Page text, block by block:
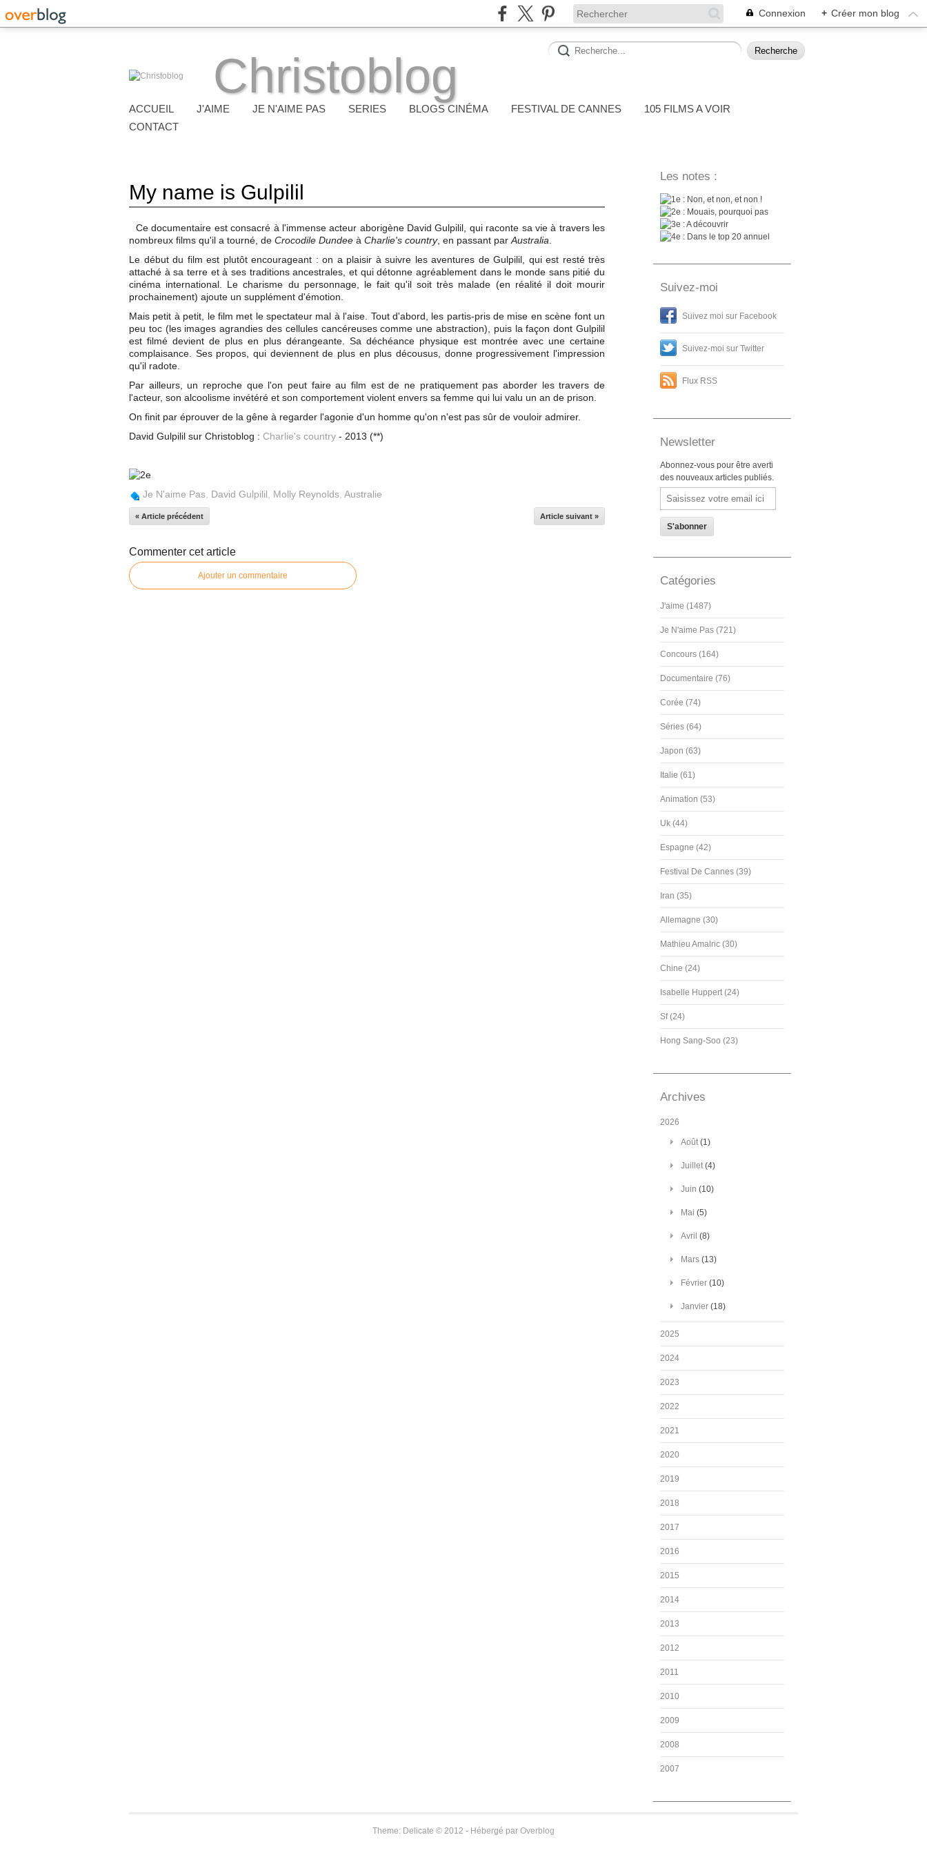
Connexion + Créer mon blog
Christoblog
ACCUEIL J'AIME JE N'AIME PAS SERIES BLOGS CINÉMA FESTIVAL DE CANNES
105 FILMS A VOIR
CONTACT
My name is Gulpilil
Ce documentaire est consacré à l'immense acteur aborigène David Gulpilil, qui raconte sa vie à travers les
nombreux films qu'il a tourné, de Crocodile Dundee à Charlie's country, en passant par Australia
Le début du film est plutôt encourageant : on a plaisir à suivre les aventures de Gulpilil, qui est resté très
attaché à sa terre et à ses traditions ancestrales, et qui détonne agréablement dans le monde sans pitié du
cinéma international. Le charisme du personnage, le fait qu'il soit très malade (en réalité il doit mourir
prochainement) ajoute un supplément d'émotion.
Mais petit à petit, le film met le spectateur mal à l'aise. Tout d'abord, les partis-pris de mise en scène font un
peu toc (les images agrandies des cellules cancéreuses comme une abstraction), puis la façon dont Gulpilil
est filmé devient de plus en plus dérangeante. Sa déchéance physique est montrée avec une certaine
complaisance. Ses propos, qui deviennent de plus en plus décousus, donne progressivement l'impression
qu'il radote.
Par ailleurs, un reproche que l'on peut faire au film est de ne pratiquement pas aborder les travers de
l'acteur, son alcoolisme invétéré et son comportement violent envers sa femme qui lui valu un an de prison.
On finit par éprouver de la gêne à regarder l'agonie d'un homme qu'on n'est pas sûr de vouloir admirer.
David Gulpilil sur Christoblog : Charlie's country - 2013 (**)
Je N'aime Pas David Gulpilil Molly Reynolds Australie
« Article précédent Article suivant »
Commenter cet article
Ajouter un commentaire
Les notes :
: Non, et non, et non !
: Mouais, pourquoi pas
: A découvrir
: Dans le top 20 annuel
Suivez-moi
Suivez moi sur Facebook
Suivez-moi sur Twitter
Flux RSS
Newsletter
Abonnez-vous pour être averti
des nouveaux articles publiés.
Email
Catégories
J'aime (1487)
Je N'aime Pas (721)
Concours (164)
Documentaire (76)
Corée (74)
Séries (64)
Japon (63)
Italie (61)
Animation (53)
Uk (44)
Espagne (42)
Festival De Cannes (39)
Iran (35)
Allemagne (30)
Mathieu Amalric (30)
Chine (24)
Isabelle Huppert (24)
Sf (24)
Hong Sang-Soo (23)
Archives
2026
Août(1)
Juillet(4)
Juin (10)
Mai (5)
Avril (8)
Mars (13)
Février (10)
Janvier (18)
2025
2024
2023
2022
2021
2020
2019
2018
2017
2016
2015
2014
2013
2012
2011
2010
2009
2008
2007
Theme: Delicate © 2012 - Hébergé par Overblog